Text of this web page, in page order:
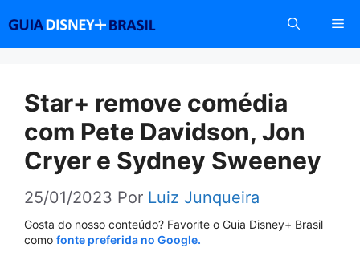
conteúdo
Star+ remove comédia
com Pete Davidson, Jon
Cryer e Sydney Sweeney
25/01/2023 Por Luiz Junqueira
Gosta do nosso conteúdo? Favorite o Guia Disney+ Brasil
como fonte preferida no Google.